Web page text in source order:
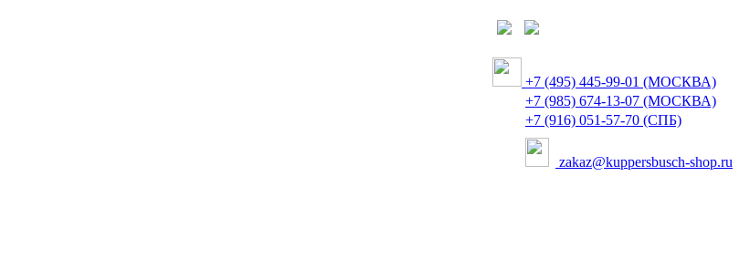
+7 (495) 445-99-01 (МОСКВА)
+7 (985) 674-13-07 (МОСКВА)
+7 (916) 051-57-70 (СПБ)
zakaz@kuppersbusch-shop.ru